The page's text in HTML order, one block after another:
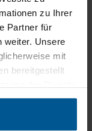
zu Ihrer
Partner für
weiter. Unsere
mit
bereitgestellt
B1 – für
.